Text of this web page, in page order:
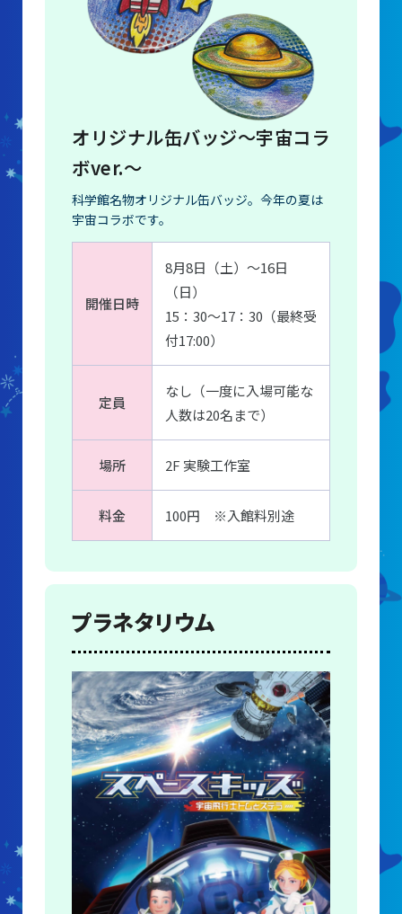
オリジナル缶バッジ〜宇宙コラ
ボver.〜
科学館名物オリジナル缶バッジ。今年の夏は
宇宙コラボです。
開催日時
8月8日（土）〜16日
（日）
15：30〜17：30（最終受
付17:00）
定員
なし（一度に入場可能な
人数は20名まで）
場所 2F 実験工作室
料金 100円 ※入館料別途
プラネタリウム